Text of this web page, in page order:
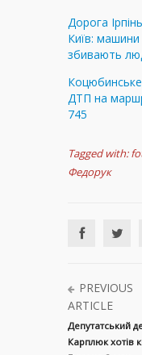
Дорога
Київ: машини
збивають
ДТП на
745
Tagged with:
Федорук
PREVIOUS
ARTICLE
Депутатський
Карплюк хотів